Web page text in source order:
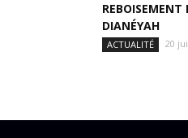
REBOISEMENT
DIANÉYAH
ACTUALITÉ 20